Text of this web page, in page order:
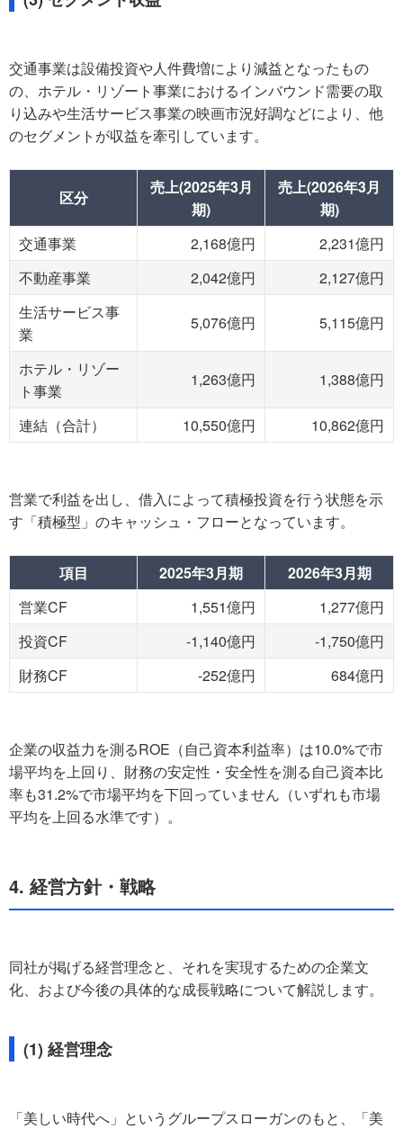
交通事業は設備投資や人件費増により減益となったもの
の、ホテル・リゾート事業におけるインバウンド需要の取
り込みや生活サービス事業の映画市況好調などにより、他
のセグメントが収益を牽引しています。
区分
売上(2025年3月
期)
売上(2026年3月
期)
交通事業
2,168億円
2,231億円
不動産事業
2,042億円
2,127億円
生活サービス事
業
5,076億円 5,115億円
ホテル・リゾー
ト事業
1,263億円 1,388億円
連結（合計） 10,550億円 10,862億円
営業で利益を出し、借入によって積極投資を行う状態を示
す「積極型」のキャッシュ・フローとなっています。
項目 2025年3月期
2026年3月期
営業CF
1,551億円
1,277億円
投資CF
-1,140億円
-1,750億円
財務CF
-252億円 684億円
企業の収益力を測るROE（自己資本利益率）は10.0%で市
場平均を上回り、財務の安定性・安全性を測る自己資本比
率も31.2%で市場平均を下回っていません（いずれも市場
平均を上回る水準です）。
4. 経営方針・戦略
同社が掲げる経営理念と、それを実現するための企業文
化、および今後の具体的な成長戦略について解説します。
(1) 経営理念
「美しい時代へ」というグループスローガンのもと、「美